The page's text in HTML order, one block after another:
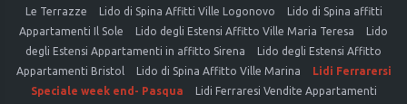
Le Terrazze
Lido di Spina Affitti Ville Logonovo
Lido di Spina affitti
Appartamenti Il Sole
Lido degli Estensi Affitto Ville Maria Teresa
Lido
degli Estensi Appartamenti in affitto Sirena
Lido degli Estensi Affitto
Appartamenti Bristol
Lido di Spina Affitto Ville Marina
Lidi Ferrarersi
Speciale week end- Pasqua
Lidi Ferraresi Vendite Appartamenti